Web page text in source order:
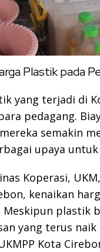
Plastik pada
yang terjadi di
pedagang.
semakin
upaya
Koperasi,
kenaikan
Meskipun plastik
yang terus
Kota